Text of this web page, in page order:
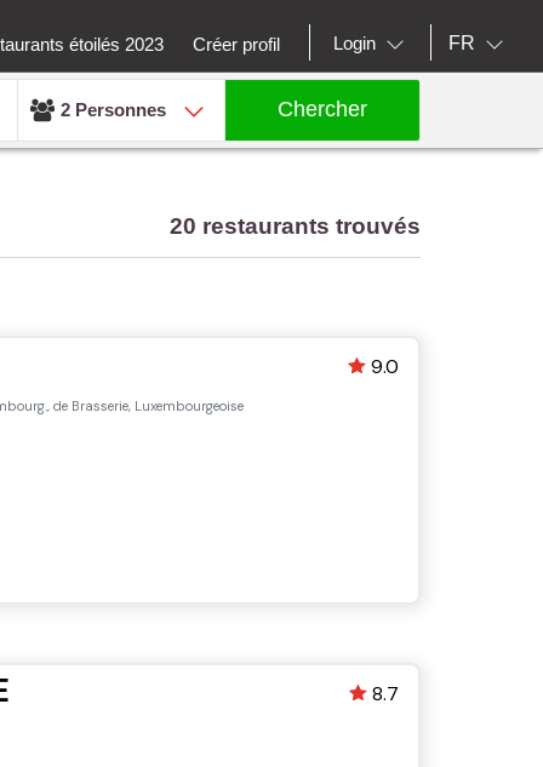
étoilés 2023 Créer profil Login FR
2 Personnes Chercher
20 restaurants trouvés
de Brasserie, Luxembourgeoise
9.0
8.7